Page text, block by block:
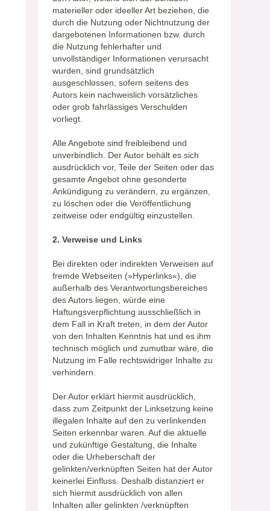
materieller oder ideeller Art beziehen, die
durch die Nutzung oder Nichtnutzung der
dargebotenen Informationen bzw. durch
die Nutzung fehlerhafter und
unvollständiger Informationen verursacht
wurden, sind grundsätzlich
ausgeschlossen, sofern seitens des
Autors kein nachweislich vorsätzliches
oder grob fahrlässiges Verschulden
vorliegt.
Alle Angebote sind freibleibend und
unverbindlich. Der Autor behält es sich
ausdrücklich vor, Teile der Seiten oder das
gesamte Angebot ohne gesonderte
Ankündigung zu verändern, zu ergänzen,
zu löschen oder die Veröffentlichung
zeitweise oder endgültig einzustellen.
2. Verweise und Links
Bei direkten oder indirekten Verweisen auf
fremde Webseiten (»Hyperlinks«), die
außerhalb des Verantwortungsbereiches
des Autors liegen, würde eine
Haftungsverpflichtung ausschließlich in
dem Fall in Kraft treten, in dem der Autor
von den Inhalten Kenntnis hat und es ihm
technisch möglich und zumutbar wäre, die
Nutzung im Falle rechtswidriger Inhalte zu
verhindern.
Der Autor erklärt hiermit ausdrücklich,
dass zum Zeitpunkt der Linksetzung keine
illegalen Inhalte auf den zu verlinkenden
Seiten erkennbar waren. Auf die aktuelle
und zukünftige Gestaltung, die Inhalte
oder die Urheberschaft der
gelinkten/verknüpften Seiten hat der Autor
keinerlei Einfluss. Deshalb distanziert er
sich hiermit ausdrücklich von allen
Inhalten aller gelinkten /verknüpften